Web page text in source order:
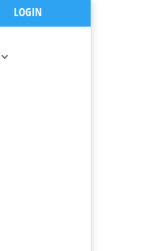
LOGIN